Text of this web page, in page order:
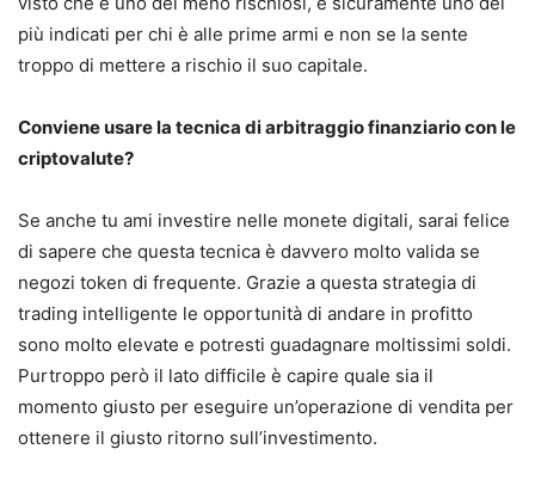
più indicati per chi è alle prime armi e non se la sente
troppo di mettere a rischio il suo capitale.
Conviene usare la tecnica di arbitraggio finanziario con le
criptovalute?
Se anche tu ami investire nelle monete digitali, sarai felice
di sapere che questa tecnica è davvero molto valida se
negozi token di frequente. Grazie a questa strategia di
trading intelligente le opportunità di andare in profitto
sono molto elevate e potresti guadagnare moltissimi soldi.
Purtroppo però il lato difficile è capire quale sia il
momento giusto per eseguire un’operazione di vendita per
ottenere il giusto ritorno sull’investimento.